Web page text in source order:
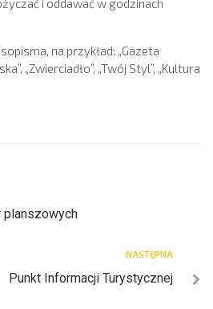
i oddawać w godzinach
na przykład: „Gazeta
„Zwierciadło”, „Twój Styl”, „Kultura
planszowych
NASTĘPNA
Punkt Informacji Turystycznej